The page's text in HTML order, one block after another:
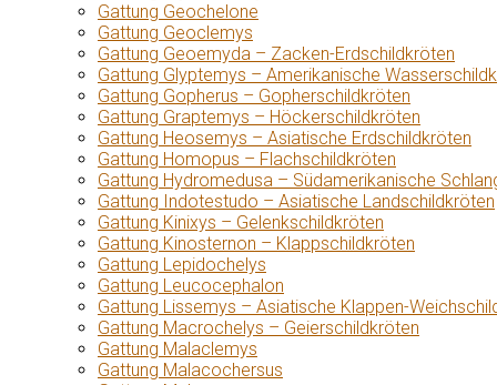
Gattung Geochelone
Gattung Geoclemys
Gattung Geoemyda – Zacken-Erdschildkröten
Gattung Glyptemys – Amerikanische
Gattung Gopherus – Gopherschildkröten
Gattung Graptemys – Höckerschildkröten
Gattung Heosemys – Asiatische Erdschildkröten
Gattung Homopus – Flachschildkröten
Gattung Hydromedusa – Südamerikanische
Gattung Indotestudo – Asiatische Landschildkröten
Gattung Kinixys – Gelenkschildkröten
Gattung Kinosternon – Klappschildkröten
Gattung Lepidochelys
Gattung Leucocephalon
Gattung Lissemys – Asiatische Klappen-
Gattung Macrochelys – Geierschildkröten
Gattung Malaclemys
Gattung Malacochersus